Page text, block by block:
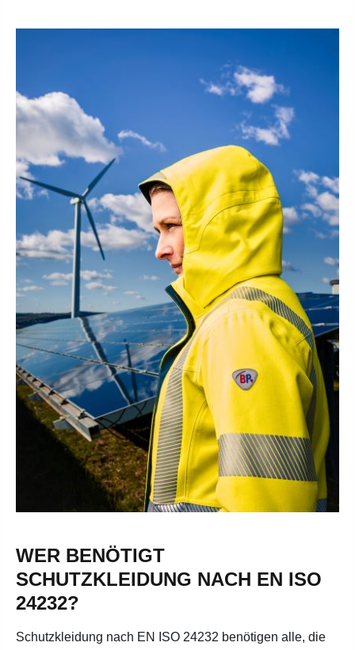
WER BENÖTIGT
SCHUTZKLEIDUNG NACH EN ISO
24232?
Schutzkleidung nach EN ISO 24232 benötigen alle, die